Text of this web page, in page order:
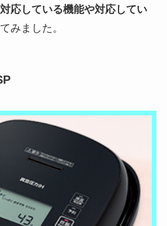
対応している機能や対応してい
みました。